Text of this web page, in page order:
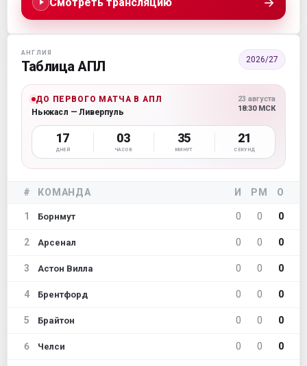
АНГЛИЯ
Таблица АПЛ 2026/27
ДО ПЕРВОГО МАТЧА В АПЛ
Ньюкасл — Ливерпуль
23 августа
18:30 МСК
17
ДНЕЙ
03
ЧАСОВ
35
МИНУТ
20
СЕКУНД
# КОМАНДА И РМ О
1 Борнмут 0 0 0
2 Арсенал 0 0 0
3 Астон Вилла 0 0 0
4 Брентфорд 0 0 0
5 Брайтон 0 0 0
6 Челси 0 0 0